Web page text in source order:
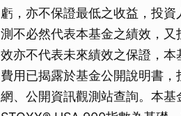
虧，亦不保證最低之收益，投
測不必然代表本基金之績效，
效亦不代表未來績效之保證，
費用已揭露於基金公開說明書
網、公開資訊觀測站查詢。本